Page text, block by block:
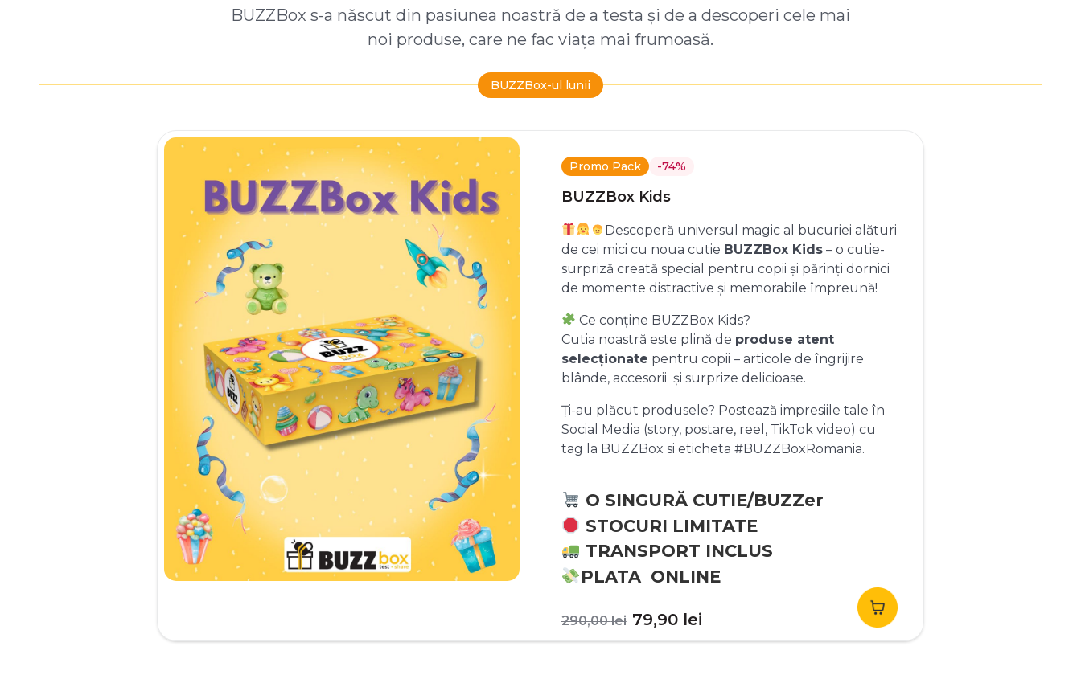
BUZZBox s-a născut din pasiunea noastră de a testa și de a descoperi cele mai
noi produse, care ne fac viața mai frumoasă.
BUZZBox-ul lunii
Promo Pack -74%
BUZZBox Kids
Descoperă universul magic al bucuriei alături
de cei mici cu noua cutie BUZZBox Kids– o cutie-
surpriză creată special pentru copii și părinți dornici
de momente distractive și memorabile împreună!
Ce conține BUZZBox Kids?
Cutia noastră este plină de produse atent
selecționate pentru copii – articole de îngrijire
blânde, accesorii și surprize delicioase.
Ți-au plăcut produsele? Postează impresiile tale în
Social Media (story, postare, reel, TikTok video) cu
tag la BUZZBox si eticheta #BUZZBoxRomania.
O SINGURĂ CUTIE/BUZZer
STOCURI LIMITATE
TRANSPORT INCLUS
PLATA ONLINE
290,00lei Prețul
inițial
79,90 leiPrețul
curent